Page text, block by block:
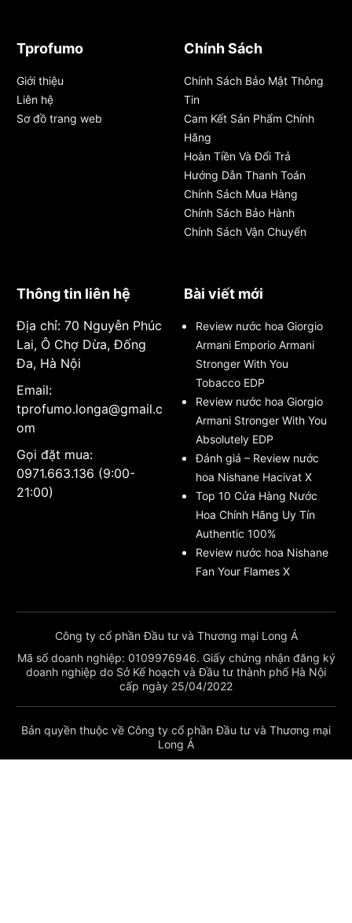
Tprofumo
Giới thiệu
Liên hệ
Sơ đồ trang web
Chính Sách
Chính Sách Bảo Mật Thông
Tin
Cam Kết Sản Phẩm Chính
Hãng
Hoàn Tiền Và Đổi Trả
Hướng Dẫn Thanh Toán
Chính Sách Mua Hàng
Chính Sách Bảo Hành
Chính Sách Vận Chuyển
Thông tin liên hệ
Địa chỉ: 70 Nguyễn Phúc
Lai, Ô Chợ Dừa, Đống
Đa, Hà Nội
Email:
tprofumo.longa@gmail.c
om
Gọi đặt mua:
0971.663.136 (9:00-
21:00)
Bài viết mới
Review nước hoa Giorgio
Armani Emporio Armani
Stronger With You
Tobacco EDP
Review nước hoa Giorgio
Armani Stronger With You
Absolutely EDP
Đánh giá – Review nước
hoa Nishane Hacivat X
Top 10 Cửa Hàng Nước
Hoa Chính Hãng Uy Tín
Authentic 100%
Review nước hoa Nishane
Fan Your Flames X
Công ty cổ phần Đầu tư và Thương mại Long Á
Mã số doanh nghiệp: 0109976946. Giấy chứng nhận đăng ký
doanh nghiệp do Sở Kế hoạch và Đầu tư thành phố Hà Nội
cấp ngày 25/04/2022
Bản quyền thuộc về Công ty cổ phần Đầu tư và Thương mại
Long Á